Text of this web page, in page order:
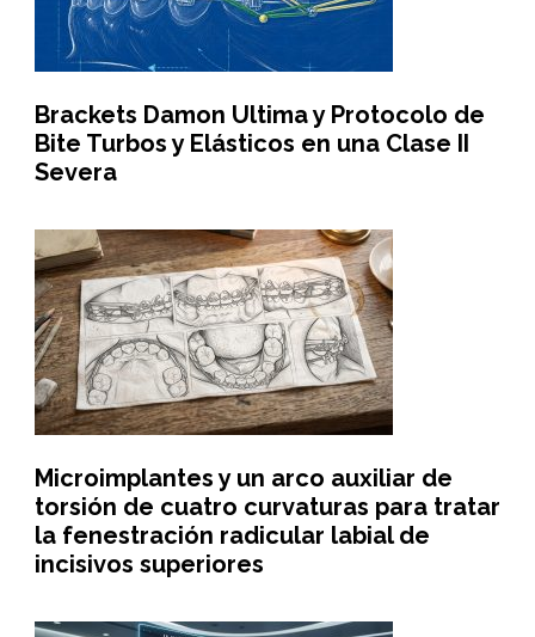
Brackets Damon Ultima y Protocolo de
Bite Turbos y Elásticos en una Clase II
Severa
Microimplantes y un arco auxiliar de
torsión de cuatro curvaturas para tratar
la fenestración radicular labial de
incisivos superiores